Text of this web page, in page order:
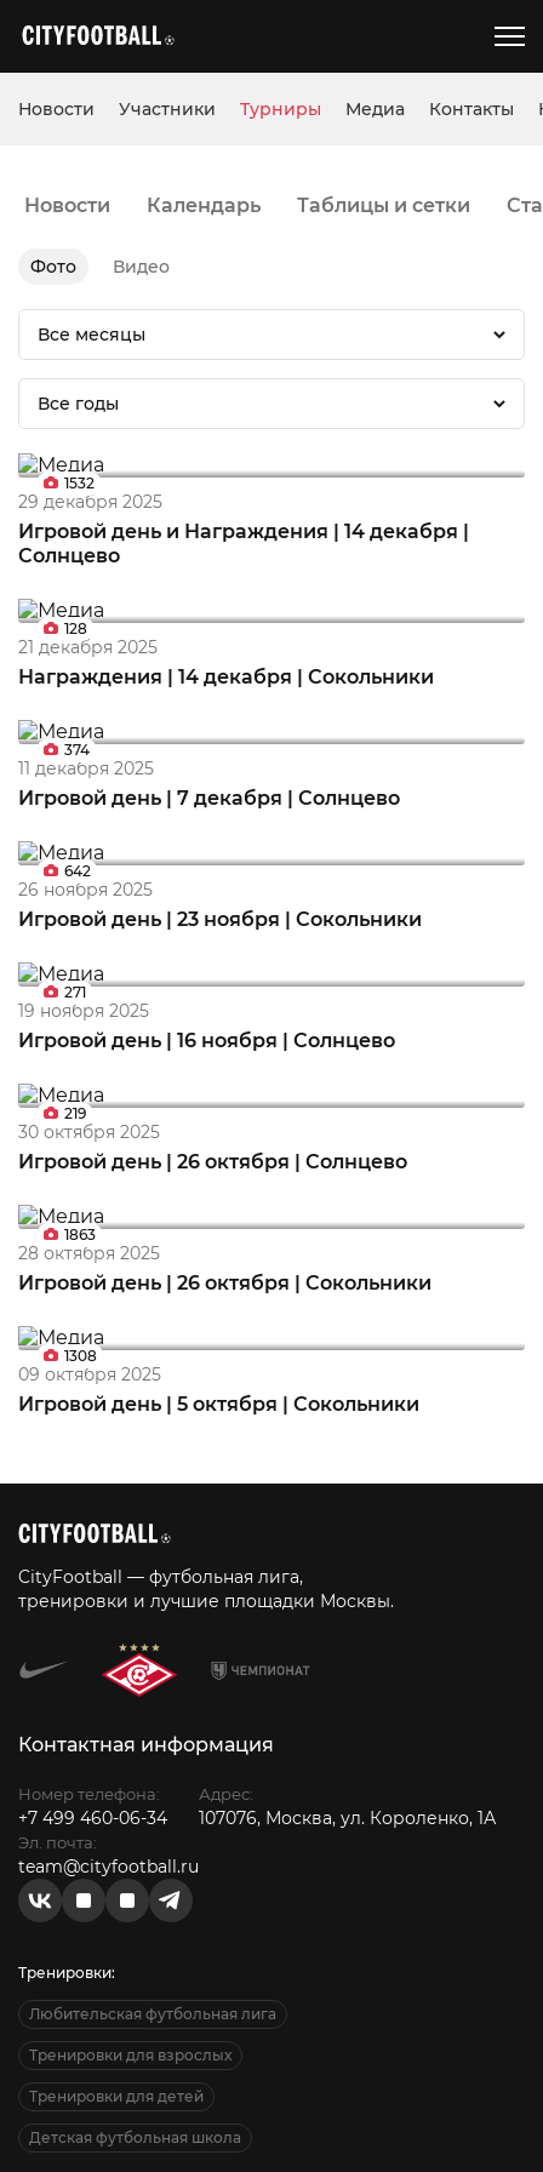
Новости Участники Турниры Медиа Контакты
Новости Календарь Таблицы и сетки
Фото Видео
Все месяцы
Все годы
1532
29 декабря 2025
Игровой день и Награждения | 14 декабря |
Солнцево
128
21 декабря 2025
Награждения | 14 декабря | Сокольники
374
11 декабря 2025
Игровой день | 7 декабря | Солнцево
642
26 ноября 2025
Игровой день | 23 ноября | Сокольники
271
19 ноября 2025
Игровой день | 16 ноября | Солнцево
219
30 октября 2025
Игровой день | 26 октября | Солнцево
1863
28 октября 2025
Игровой день | 26 октября | Сокольники
1308
09 октября 2025
Игровой день | 5 октября | Сокольники
CityFootball — футбольная лига,
тренировки и лучшие площадки Москвы.
Контактная информация
Номер телефона:
+7 499 460-06-34
Эл. почта:
team@cityfootball.ru
Адрес:
107076, Москва, ул. Короленко, 1А
Тренировки:
Любительская футбольная лига
Тренировки для взрослых
Тренировки для детей
Детская футбольная школа